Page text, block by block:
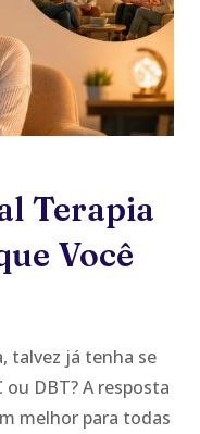
Terapia
Você
talvez já tenha se
DBT? A resposta
melhor para todas